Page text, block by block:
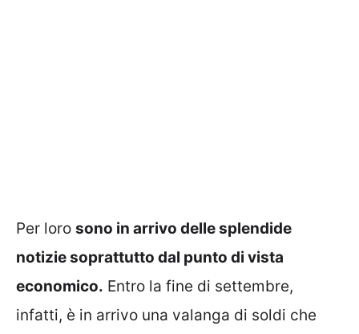
Per loro sono in arrivo delle splendide
notizie soprattutto dal punto di vista
economico. Entro la fine di settembre,
infatti, è in arrivo una valanga di soldi che